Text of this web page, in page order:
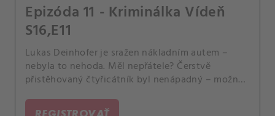
Epizóda 11 - Kriminálka Vídeň
S16,E11
Lukas Deinhofer je sražen nákladním autem –
nebyla to nehoda. Měl nepřátele? Čerstvě
přistěhovaný čtyřicátník byl nenápadný – možná
REGISTROVAŤ